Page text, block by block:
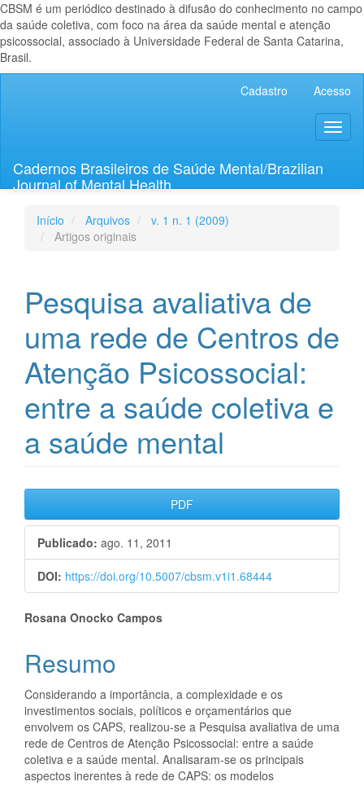
CBSM é um periódico destinado à difusão do conhecimento no campo
da saúde coletiva, com foco na área da saúde mental e atenção
psicossocial, associado à Universidade Federal de Santa Catarina,
Brasil.
Lateral
Cadastro Acesso
Cadernos Brasileiros de Saúde Mental/Brazilian
Journal of Mental Health
Início Arquivos
v. 1 n. 1 (2009)
Artigos originais
Pesquisa avaliativa de
uma rede de Centros de
Atenção Psicossocial:
entre a saúde coletiva e
a saúde mental
Barra
lateral
de
artigos
PDF
Publicado: ago. 11, 2011
DOI: https://doi.org/10.5007/cbsm.v1i1.68444
Conteúdo
do
artigo
principal
Rosana Onocko Campos
Resumo
Considerando a importância, a complexidade e os
investimentos sociais, políticos e orçamentários que
envolvem os CAPS, realizou-se a Pesquisa avaliativa de uma
rede de Centros de Atenção Psicossocial: entre a saúde
coletiva e a saúde mental. Analisaram-se os principais
aspectos inerentes à rede de CAPS: os modelos